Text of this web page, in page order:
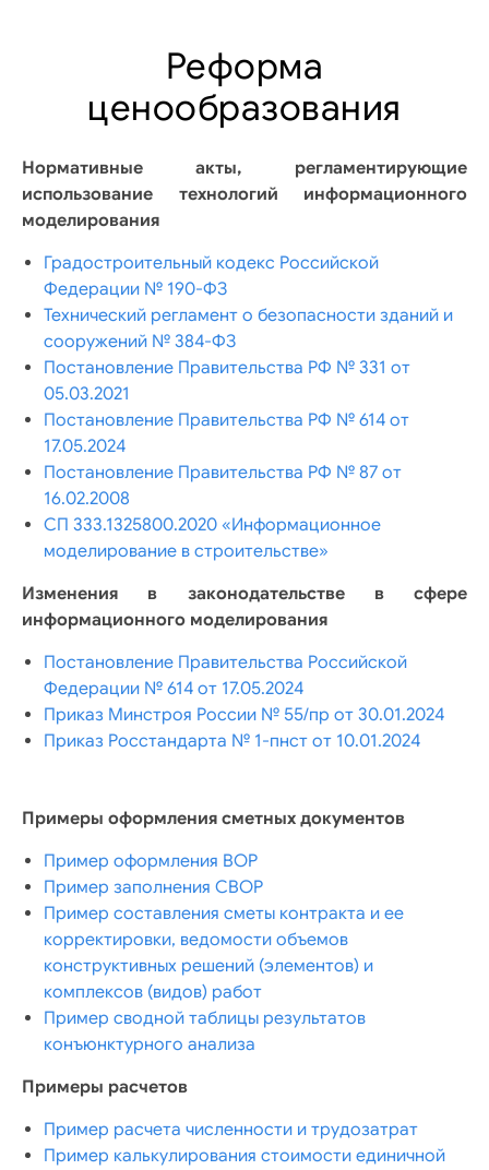
Реформа
ценообразования
Нормативные акты, регламентирующие
использование технологий информационного
моделирования
Градостроительный кодекс Российской
Федерации № 190-ФЗ
Технический регламент о безопасности зданий и
сооружений № 384-ФЗ
Постановление Правительства РФ № 331 от
05.03.2021
Постановление Правительства РФ № 614 от
17.05.2024
Постановление Правительства РФ № 87 от
16.02.2008
СП 333.1325800.2020 «Информационное
моделирование в строительстве»
Изменения в законодательстве в сфере
информационного моделирования
Постановление Правительства Российской
Федерации № 614 от 17.05.2024
Приказ Минстроя России № 55/пр от 30.01.2024
Приказ Росстандарта № 1-пнст от 10.01.2024
Примеры оформления сметных документов
Пример оформления ВОР
Пример заполнения СВОР
Пример составления сметы контракта и ее
корректировки, ведомости объемов
конструктивных решений (элементов) и
комплексов (видов) работ
Пример сводной таблицы результатов
конъюнктурного анализа
Примеры расчетов
Пример расчета численности и трудозатрат
Пример калькулирования стоимости единичной